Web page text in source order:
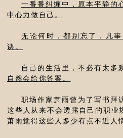
一番番纠缠中，原本平静的
中心力做自己。
无论何时，都别忘了，凡
诀。
自己的生活里，不必有太多
自然会给你答案。
职场作家萧雨曾为了写书拜
这些人从来不会透露自己的职业
萧雨觉得这些人多少有点不近人